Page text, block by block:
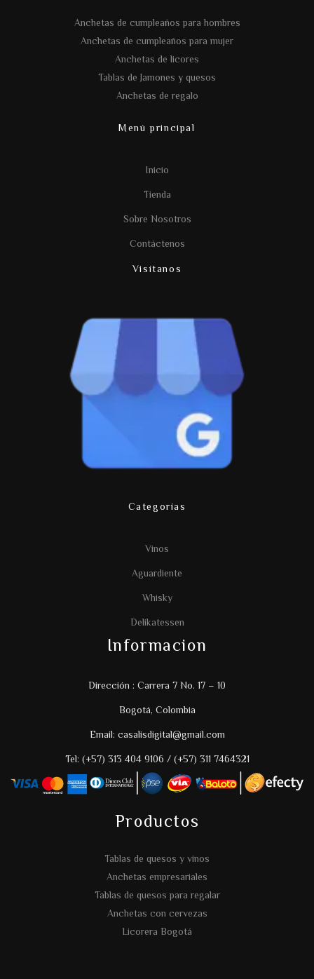
Anchetas de cumpleaños para hombres
Anchetas de cumpleaños para mujer
Anchetas de licores
Tablas de Jamones y quesos
Anchetas de regalo
Menú principal
Inicio
Tienda
Sobre Nosotros
Contáctenos
Visítanos
Categorías
Vinos
Aguardiente
Whisky
Delikatessen
Informacion
Dirección : Carrera 7 No. 17 – 10
Bogotá, Colombia
Email: casalisdigital@gmail.com
Tel: (+57) 313 404 9106 / (+57) 311 7464321
Productos
Tablas de quesos y vinos
Anchetas empresariales
Tablas de quesos para regalar
Anchetas con cervezas
Licorera Bogotá